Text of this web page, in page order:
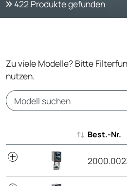
422 Produkte gefunden
Zu viele Modelle? Bitte
nutzen.
Best.-Nr.